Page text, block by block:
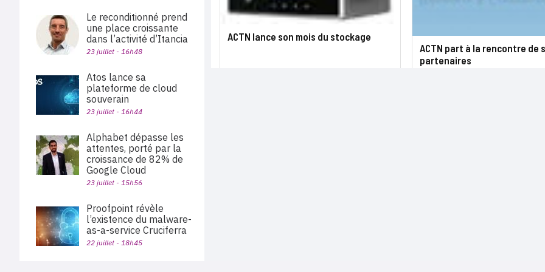
ACTN lance son mois du stockage
ACTN part à la rencontre de
partenaires
Le reconditionné prend
une place croissante
dans l’activité d’Itancia
23 juillet - 16h48
Atos lance sa
plateforme de cloud
souverain
23 juillet - 16h44
Alphabet dépasse les
attentes, porté par la
croissance de 82% de
Google Cloud
23 juillet - 15h56
Proofpoint révèle
l’existence du malware-
as-a-service Cruciferra
22 juillet - 18h45